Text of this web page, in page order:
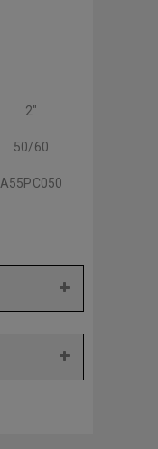
2"
50/60
A55PC050